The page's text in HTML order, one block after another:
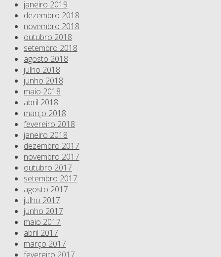
janeiro 2019
dezembro 2018
novembro 2018
outubro 2018
setembro 2018
agosto 2018
julho 2018
junho 2018
maio 2018
abril 2018
março 2018
fevereiro 2018
janeiro 2018
dezembro 2017
novembro 2017
outubro 2017
setembro 2017
agosto 2017
julho 2017
junho 2017
maio 2017
abril 2017
março 2017
fevereiro 2017